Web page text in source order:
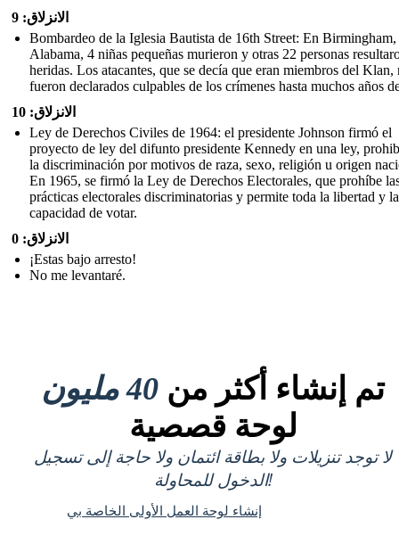
الانزلاق: 9
Bombardeo de la Iglesia Bautista de 16th Street: En Birmingham,
Alabama, 4 niñas pequeñas murieron y otras 22 personas
heridas. Los atacantes, que se decía que eran miembros del Klan,
fueron declarados culpables de los crímenes hasta muchos años
الانزلاق: 10
Ley de Derechos Civiles de 1964: el presidente Johnson firmó el
proyecto de ley del difunto presidente Kennedy en una ley,
la discriminación por motivos de raza, sexo, religión u origen
En 1965, se firmó la Ley de Derechos Electorales, que prohíbe
prácticas electorales discriminatorias y permite toda la libertad y la
capacidad de votar.
الانزلاق: 0
¡Estas bajo arresto!
No me levantaré.
تم إنشاء أكثر من 40 مليون
لوحة قصصية
لا توجد تنزيلات ولا بطاقة ائتمان ولا حاجة إلى تسجيل
الدخول للمحاولة!
إنشاء لوحة العمل الأولى الخاصة بي